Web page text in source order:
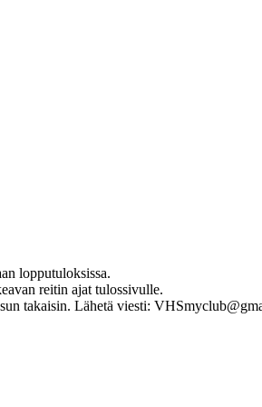
lopputuloksissa.
reitin ajat tulossivulle.
takaisin. Lähetä viesti: